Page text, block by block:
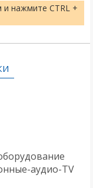
нажмите CTRL +
аудио-TV